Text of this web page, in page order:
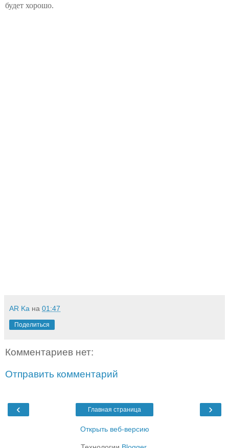
будет хорошо.
AR Ka на 01:47
Поделиться
Комментариев нет:
Отправить комментарий
‹ ›
Главная страница
Открыть веб-версию